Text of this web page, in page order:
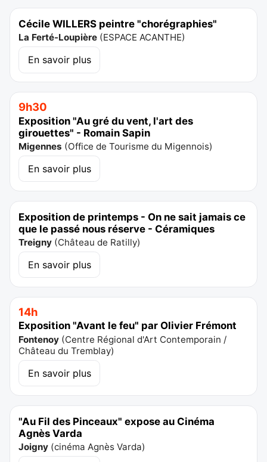
Cécile WILLERS peintre "chorégraphies"
La Ferté-Loupière (ESPACE ACANTHE)
En savoir plus
9h30
Exposition "Au gré du vent, l'art des
girouettes" - Romain Sapin
Migennes (Office de Tourisme du Migennois)
En savoir plus
Exposition de printemps - On ne sait jamais ce
que le passé nous réserve - Céramiques
Treigny (Château de Ratilly)
En savoir plus
14h
Exposition "Avant le feu" par Olivier Frémont
Fontenoy (Centre Régional d'Art Contemporain /
Château du Tremblay)
En savoir plus
"Au Fil des Pinceaux" expose au Cinéma
Agnès Varda
Joigny (cinéma Agnès Varda)